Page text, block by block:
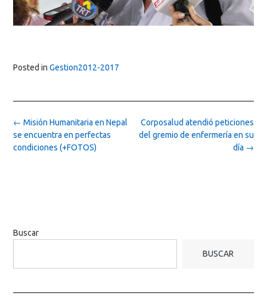
Posted in Gestion2012-2017
Post
navigation
Corposalud atendió peticiones
del gremio de enfermería en su
día →
← Misión Humanitaria en Nepal
se encuentra en perfectas
condiciones (+FOTOS)
Buscar
BUSCAR